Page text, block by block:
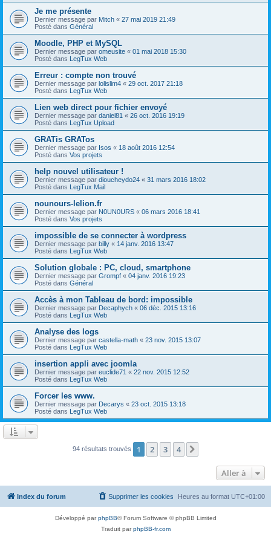
Je me présente
Dernier message par Mitch « 27 mai 2019 21:49
Posté dans Général
Moodle, PHP et MySQL
Dernier message par omeusite « 01 mai 2018 15:30
Posté dans LegTux Web
Erreur : compte non trouvé
Dernier message par lolislim4 « 29 oct. 2017 21:18
Posté dans LegTux Web
Lien web direct pour fichier envoyé
Dernier message par daniel81 « 26 oct. 2016 19:19
Posté dans LegTux Upload
GRATis GRATos
Dernier message par Isos « 18 août 2016 12:54
Posté dans Vos projets
help nouvel utilisateur !
Dernier message par dioucheydo24 « 31 mars 2016 18:02
Posté dans LegTux Mail
nounours-lelion.fr
Dernier message par N0UN0URS « 06 mars 2016 18:41
Posté dans Vos projets
impossible de se connecter à wordpress
Dernier message par billy « 14 janv. 2016 13:47
Posté dans LegTux Web
Solution globale : PC, cloud, smartphone
Dernier message par Grompf « 04 janv. 2016 19:23
Posté dans Général
Accès à mon Tableau de bord: impossible
Dernier message par Decaphych « 06 déc. 2015 13:16
Posté dans LegTux Web
Analyse des logs
Dernier message par castella-math « 23 nov. 2015 13:07
Posté dans LegTux Web
insertion appli avec joomla
Dernier message par euclide71 « 22 nov. 2015 12:52
Posté dans LegTux Web
Forcer les www.
Dernier message par Decarys « 23 oct. 2015 13:18
Posté dans LegTux Web
94 résultats trouvés 1 2 3 4
Aller à
Index du forum Heures au format UTC+01:00
Supprimer les cookies
Développé parphpBB® Forum Software © phpBB Limited
Traduit parphpBB-fr.com